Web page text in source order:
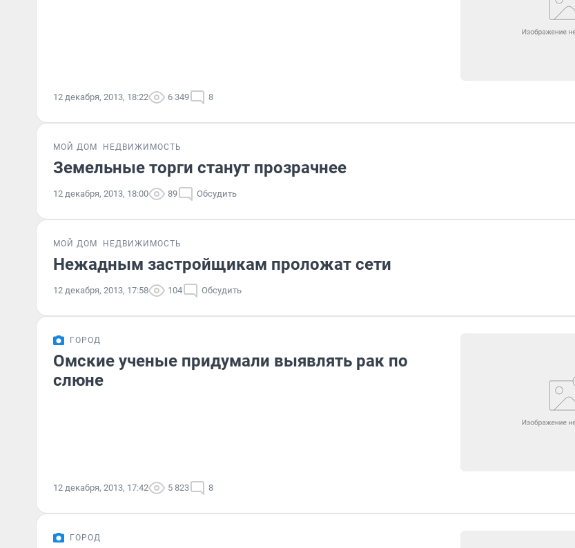
12 декабря, 2013, 18:22 6 349 8
МОЙ ДОМ НЕДВИЖИМОСТЬ
Земельные торги станут прозрачнее
12 декабря, 2013, 18:00 89 Обсудить
МОЙ ДОМ НЕДВИЖИМОСТЬ
Нежадным застройщикам проложат сети
12 декабря, 2013, 17:58 104 Обсудить
ГОРОД
Омские ученые придумали выявлять рак по
слюне
12 декабря, 2013, 17:42 5 823 8
ГОРОД